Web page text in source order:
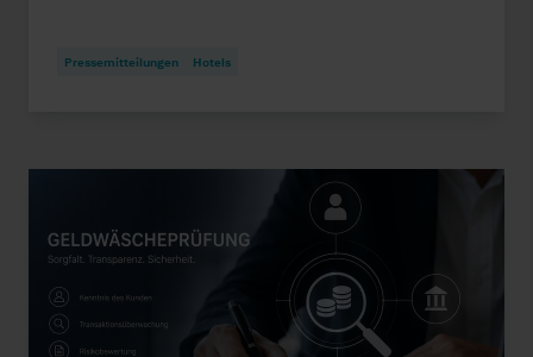
Pressemitteilungen Hotels